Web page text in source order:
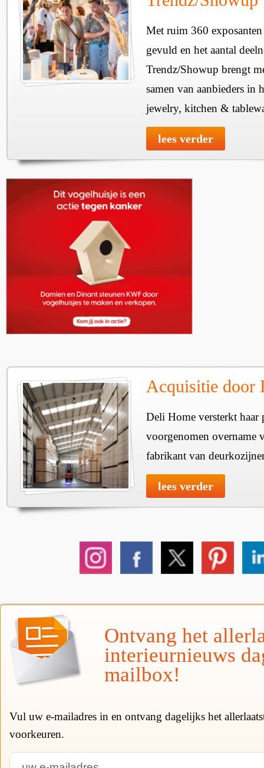
Met ruim 360
gevuld en het aantal
Trendz/Showup brengt
samen van aanbieders in
jewelry, kitchen &
lees verder
Acquisitie door
Deli Home versterkt haar
voorgenomen overname
fabrikant van
lees verder
Ontvang het
interieurnieuws
mailbox!
Vul uw e-mailadres in en ontvang dagelijks het
voorkeuren.